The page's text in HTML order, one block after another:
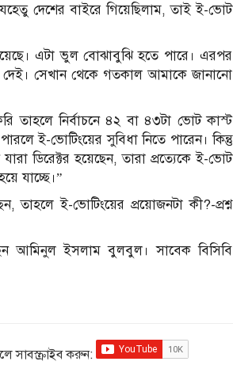
দেশের বাইরে গিয়েছিলাম, তাই ই-ভোট
এটা ভুল বোঝাবুঝি হতে পারে। এরপর
দেই। সেখান থেকে গতকাল আমাকে জানানো
তাহলে নির্বাচনে ৪২ বা ৪৩টা ভোট কাস্ট
ই-ভোটিংয়ের সুবিধা নিতে পারেন। কিন্তু
ডিরেক্টর হয়েছেন, তারা প্রত্যেকে ই-ভোট
যাচ্ছে।”
তাহলে ই-ভোটিংয়ের প্রয়োজনটা কী?-প্রশ্ন
আমিনুল ইসলাম বুলবুল। সাবেক বিসিবি
সাবস্ক্রাইব করুন: